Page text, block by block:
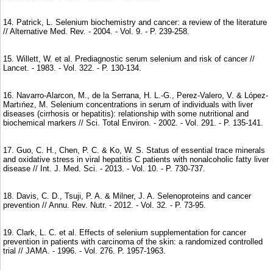
14. Patrick, L. Selenium biochemistry and cancer: a review of the literature
// Alternative Med. Rev. - 2004. - Vol. 9. - P. 239-258.
15. Willett, W. et al. Prediagnostic serum selenium and risk of cancer //
Lancet. - 1983. - Vol. 322. - P. 130-134.
16. Navarro-Alarcon, M., de la Serrana, H. L.-G., Perez-Valero, V. & López-
Martıńez, M. Selenium concentrations in serum of individuals with liver
diseases (cirrhosis or hepatitis): relationship with some nutritional and
biochemical markers // Sci. Total Environ. - 2002. - Vol. 291. - P. 135-141.
17. Guo, C. H., Chen, P. C. & Ko, W. S. Status of essential trace minerals
and oxidative stress in viral hepatitis C patients with nonalcoholic fatty liver
disease // Int. J. Med. Sci. - 2013. - Vol. 10. - P. 730-737.
18. Davis, C. D., Tsuji, P. A. & Milner, J. A. Selenoproteins and cancer
prevention // Annu. Rev. Nutr. - 2012. - Vol. 32. - P. 73-95.
19. Clark, L. C. et al. Effects of selenium supplementation for cancer
prevention in patients with carcinoma of the skin: a randomized controlled
trial // JAMA. - 1996. - Vol. 276. P. 1957-1963.